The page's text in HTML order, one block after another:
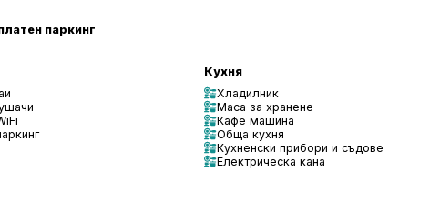
паркинг
Кухня
Хладилник
Маса за хранене
Кафе машина
Обща кухня
Кухненски прибори и съдове
Електрическа кана